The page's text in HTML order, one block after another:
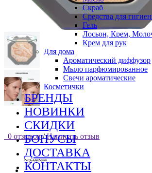
Скраб
Средства для
Гель
Лосьон, Крем,
Крем для рук
Для дома
Ароматический диффузор
Мыло парфюмированное
Свечи ароматические
Косметички
БРЕНДЫ
НОВИНКИ
СКИДКИ
БОНУСЫ
ДОСТАВКА
КОНТАКТЫ
0 отзывов / Написать отзыв